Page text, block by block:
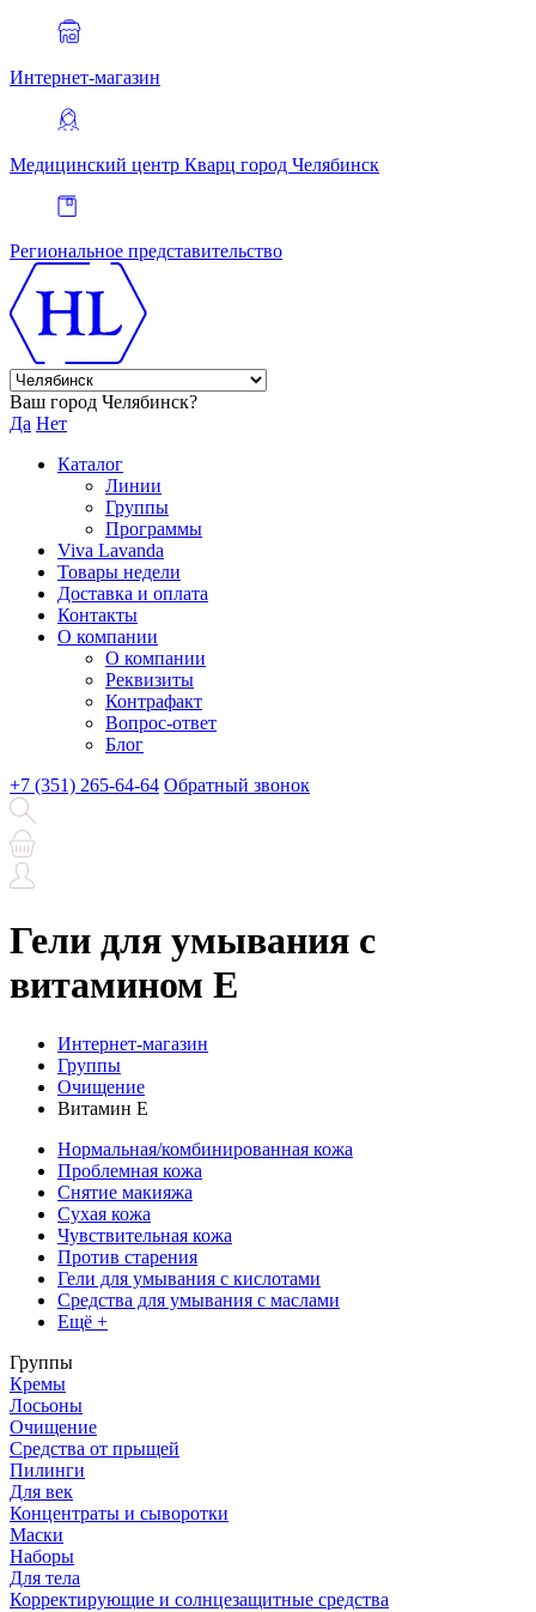
Интернет-магазин
Медицинский центр Кварц город Челябинск
Региональное представительство
Ваш город Челябинск?
Да Нет
Каталог
Линии
Группы
Программы
Viva Lavanda
Товары недели
Доставка и оплата
Контакты
О компании
О компании
Реквизиты
Контрафакт
Вопрос-ответ
Блог
+7 (351) 265-64-64 Обратный звонок
Гели для умывания с
витамином E
Интернет-магазин
Группы
Очищение
Витамин Е
Нормальная/комбинированная кожа
Проблемная кожа
Снятие макияжа
Сухая кожа
Чувствительная кожа
Против старения
Гели для умывания с кислотами
Средства для умывания с маслами
Ещё +
Группы
Кремы
Лосьоны
Очищение
Средства от прыщей
Пилинги
Для век
Концентраты и сыворотки
Маски
Наборы
Для тела
Корректирующие и солнцезащитные средства